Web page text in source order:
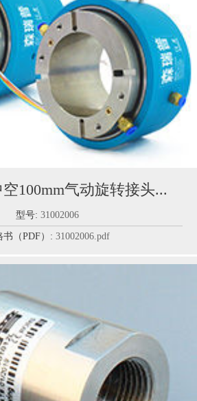
空100mm气动旋转接头...
型号: 31002006
书（PDF）:31002006.pdf